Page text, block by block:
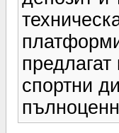
спортни